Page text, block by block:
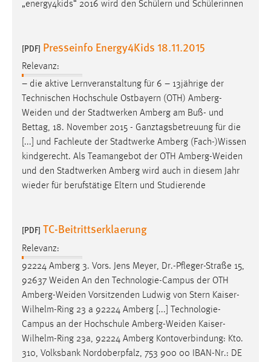
„energy4kids“ 2016 wird den Schülern und Schülerinnen
[PDF] Presseinfo Energy4Kids 18.11.2015
Relevanz:
– die aktive Lernveranstaltung für 6 – 13jährige der
Technischen Hochschule Ostbayern (OTH) Amberg-
Weiden und der Stadtwerken Amberg am Buß- und
Bettag, 18. November 2015 - Ganztagsbetreuung für die
[...] und Fachleute der Stadtwerke Amberg (Fach-)Wissen
kindgerecht. Als Teamangebot der OTH Amberg-Weiden
und den Stadtwerken Amberg wird auch in diesem Jahr
wieder für berufstätige Eltern und Studierende
[PDF] TC-Beitrittserklaerung
Relevanz:
92224 Amberg 3. Vors. Jens Meyer, Dr.-Pfleger-Straße 15,
92637 Weiden An den Technologie-Campus der OTH
Amberg-Weiden Vorsitzenden Ludwig von Stern Kaiser-
Wilhelm-Ring 23 a 92224 Amberg [...] Technologie-
Campus an der Hochschule Amberg-Weiden Kaiser-
Wilhelm-Ring 23a, 92224 Amberg Kontoverbindung: Kto.
310, Volksbank Nordoberpfalz, 753 900 00 IBAN-Nr.: DE